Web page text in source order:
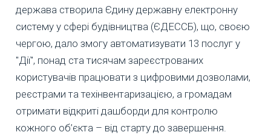
держава створила Єдину державну електронну
систему у сфері будівництва (ЄДЕССБ), що, своєю
чергою, дало змогу автоматизувати 13 послуг у
"Дії", понад ста тисячам зареєстрованих
користувачів працювати з цифровими дозволами,
реєстрами та техінвентаризацією, а громадам
отримати відкриті дашборди для контролю
кожного об’єкта – від старту до завершення.